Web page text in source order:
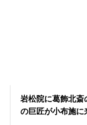
岩松院に葛飾北斎
の巨匠が小布施に